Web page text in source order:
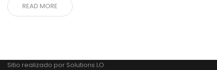
READ MORE
Sitio realizado por Solutions LO